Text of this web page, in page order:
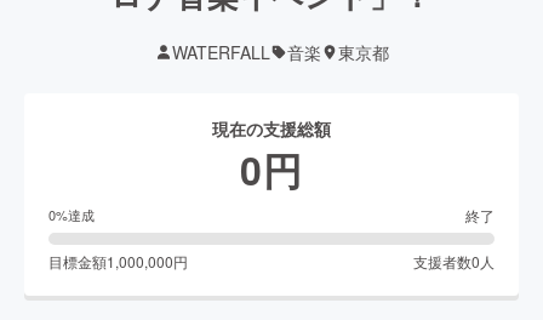
WATERFALL 音楽 東京都
現在の支援総額
0円
0%達成 終了
目標金額1,000,000円 支援者数0 人